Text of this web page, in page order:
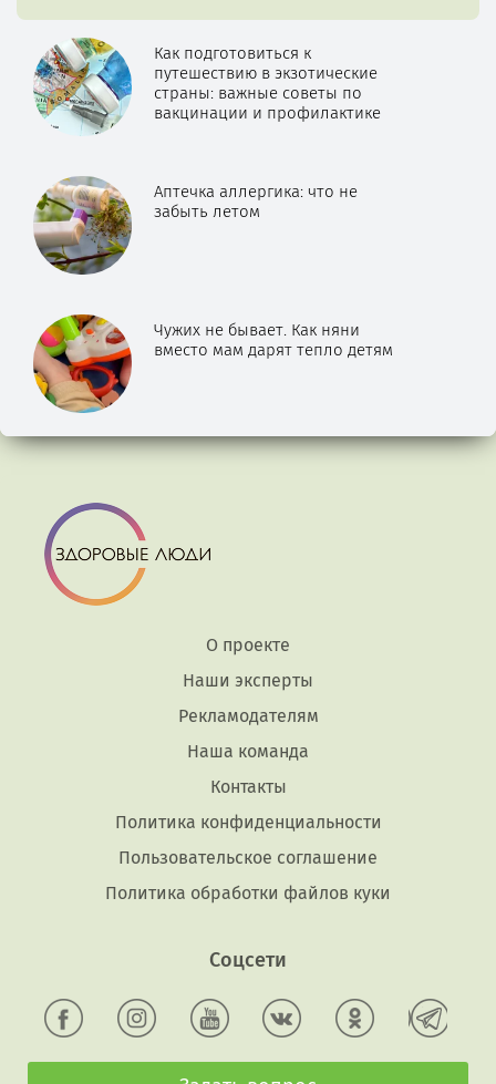
Как подготовиться к
путешествию в экзотические
страны: важные советы по
вакцинации и профилактике
Аптечка аллергика: что не
забыть летом
Чужих не бывает. Как няни
вместо мам дарят тепло детям
О проекте
Наши эксперты
Рекламодателям
Наша команда
Контакты
Политика конфиденциальности
Пользовательское соглашение
Политика обработки файлов куки
Соцсети